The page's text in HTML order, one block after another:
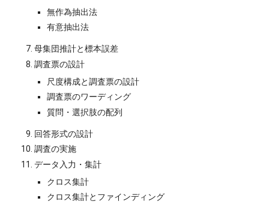
無作為抽出法
有意抽出法
母集団推計と標本誤差
調査票の設計
尺度構成と調査票の設計
調査票のワーディング
質問・選択肢の配列
回答形式の設計
調査の実施
データ入力・集計
クロス集計
クロス集計とファインディング